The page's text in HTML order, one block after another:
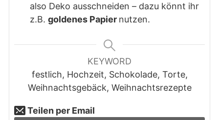
also Deko ausschneiden – dazu könnt ihr
z.B. goldenes Papier nutzen.
KEYWORD
festlich, Hochzeit, Schokolade, Torte,
Weihnachtsgebäck, Weihnachtsrezepte
Teilen per Email